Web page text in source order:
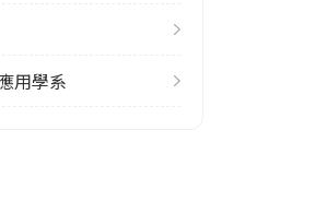
用學系